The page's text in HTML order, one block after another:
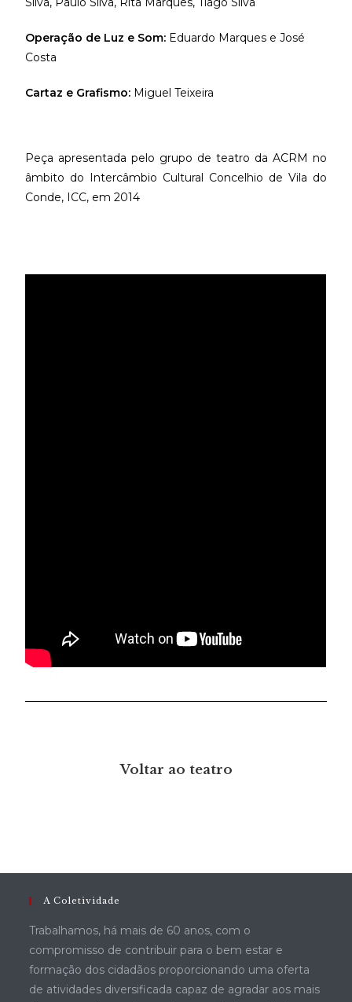
Operação de Luz e Som: Eduardo Marques e José
Costa
Cartaz e Grafismo: Miguel Teixeira
Peça apresentada pelo grupo de teatro da ACRM no
âmbito do Intercâmbio Cultural Concelhio de Vila do
Conde, ICC, em 2014
Voltar ao teatro
A Coletividade
Trabalhamos, há mais de 60 anos, com o
compromisso de contribuir para o bem estar e
formação dos cidadãos proporcionando uma oferta
de atividades diversificada capaz de agradar aos mais